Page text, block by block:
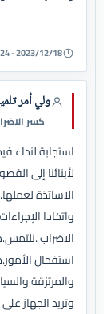
2023/12/18 - 03:24
ولي أمر
كسر
استجابة لنداء
لأبنائنا إلى
الاساتذة
واتخادا
الاضراب
استفحال
والمرتزقة
وتريد الجهاز